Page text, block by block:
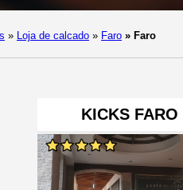
» Loja de calcado » Faro » Faro
KICKS